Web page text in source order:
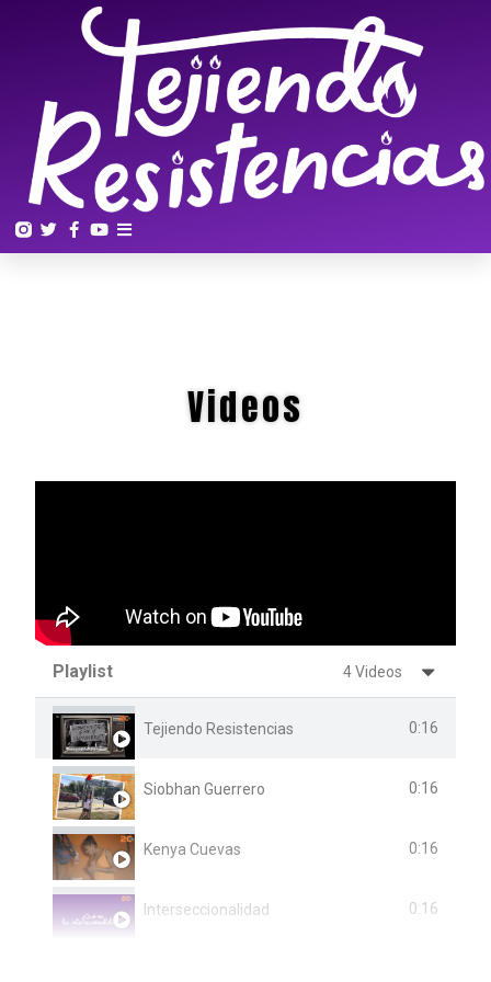
Videos
Playlist 4 Videos
Tejiendo Resistencias 0:16
Siobhan Guerrero 0:16
Kenya Cuevas 0:16
Interseccionalidad 0:16